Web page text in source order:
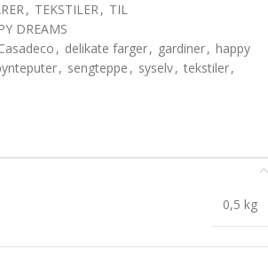
, TEKSTILER, TIL
DREAMS
, delikate farger, gardiner, happy
, sengteppe , syselv, tekstiler,
0,5 kg